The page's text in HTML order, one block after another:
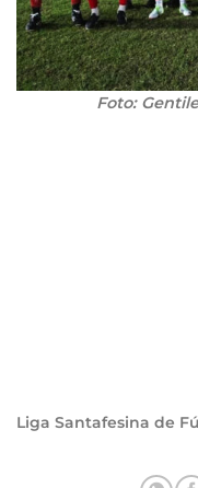
Foto:
Liga Santafesina de